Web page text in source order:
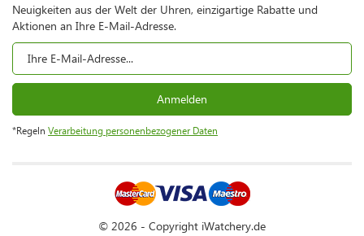
Neuigkeiten aus der Welt der Uhren, einzigartige Rabatte und
Aktionen an Ihre E-Mail-Adresse.
Anmelden
*Regeln Verarbeitung personenbezogener Daten
© 2026 - Copyright iWatchery.de